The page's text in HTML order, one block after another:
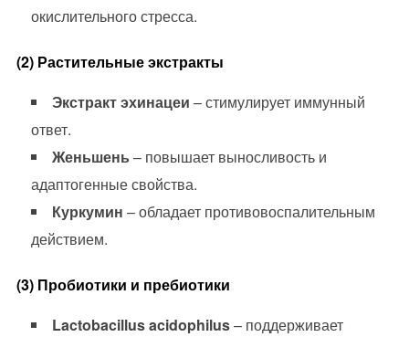
окислительного стресса.
(2) Растительные экстракты
Экстракт эхинацеи – стимулирует иммунный
ответ.
Женьшень – повышает выносливость и
адаптогенные свойства.
Куркумин – обладает противовоспалительным
действием.
(3) Пробиотики и пребиотики
Lactobacillus acidophilus– поддерживает